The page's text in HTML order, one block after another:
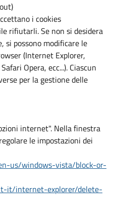
i cookies
rifiutarli. Se non si desidera
si possono modificare le
(Internet Explorer,
Opera, ecc...). Ciascun
per la gestione delle
internet". Nella finestra
le impostazioni dei
us/windows-vista/block-or-
it/internet-explorer/delete-